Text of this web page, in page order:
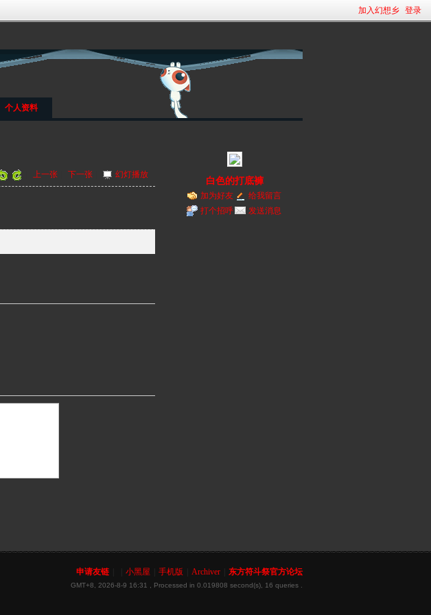
加入幻想乡 登录
个人资料
上一张 下一张 幻灯播放
白色的打底褲
加为好友
给我留言
打个招呼
发送消息
申请友链 小黑屋 手机版 Archiver 东方符斗祭官方论坛
GMT+8, 2026-8-9 16:31 , Processed in 0.019808 second(s), 16 queries .